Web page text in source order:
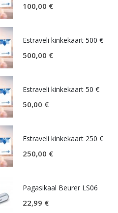
100,00 €
Estraveli kinkekaart 500 €
500,00 €
Estraveli kinkekaart 50 €
50,00 €
Estraveli kinkekaart 250 €
250,00 €
Pagasikaal Beurer LS06
22,99 €